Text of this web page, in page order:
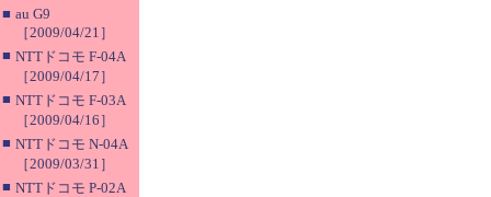
■ au G9
［2009/04/21］
■ NTTドコモ F-04A
［2009/04/17］
■ NTTドコモ F-03A
［2009/04/16］
■ NTTドコモ N-04A
［2009/03/31］
■ NTTドコモ P-02A